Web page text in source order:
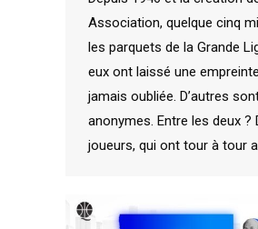
Association, quelque cinq
les parquets de la Grande
eux ont laissé une
jamais oubliée. D’autres
anonymes. Entre les deux ?
joueurs, qui ont tour à tour